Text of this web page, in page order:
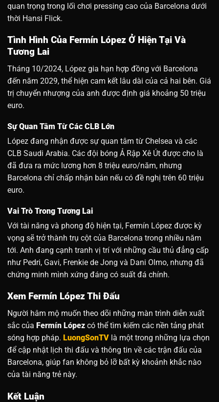
quan trọng trong lối chơi pressing cao của Barcelona dưới
thời Hansi Flick.
Tình Hình Của Fermín López Ở Hiện Tại Và
Tương Lai
Tháng 10/2024, López gia hạn hợp đồng với Barcelona
đến năm 2029, thể hiện cam kết lâu dài của cả hai bên. Giá
trị chuyển nhượng của anh được định giá khoảng 50 triệu
euro.
Sự Quan Tâm Từ Các CLB Lớn
López đang nhận được sự quan tâm từ Chelsea và các
CLB Saudi Arabia. Các đội bóng Ả Rập Xê Út được cho là
đã đưa ra mức lương hơn 8 triệu euro/năm, nhưng
Barcelona chỉ chấp nhận bán nếu có đề nghị trên 60 triệu
euro.
Vai Trò Trong Tương Lai
Với tài năng và phong độ hiện tại, Fermín López được kỳ
vọng sẽ trở thành trụ cột của Barcelona trong nhiều năm
tới. Anh đang cạnh tranh vị trí với những cầu thủ đẳng cấp
như Pedri, Gavi, Frenkie de Jong và Dani Olmo, nhưng đã
chứng minh mình xứng đáng có suất đá chính.
Xem Fermín López Thi Đấu
Người hâm mộ muốn theo dõi những màn trình diễn xuất
sắc của Fermín López có thể tìm kiếm các nền tảng phát
sóng hợp pháp. LuongSonTV là một trong những lựa chọn
để cập nhật lịch thi đấu và thông tin về các trận đấu của
Barcelona, giúp fan không bỏ lỡ bất kỳ khoảnh khắc nào
của tài năng trẻ này.
Kết Luận